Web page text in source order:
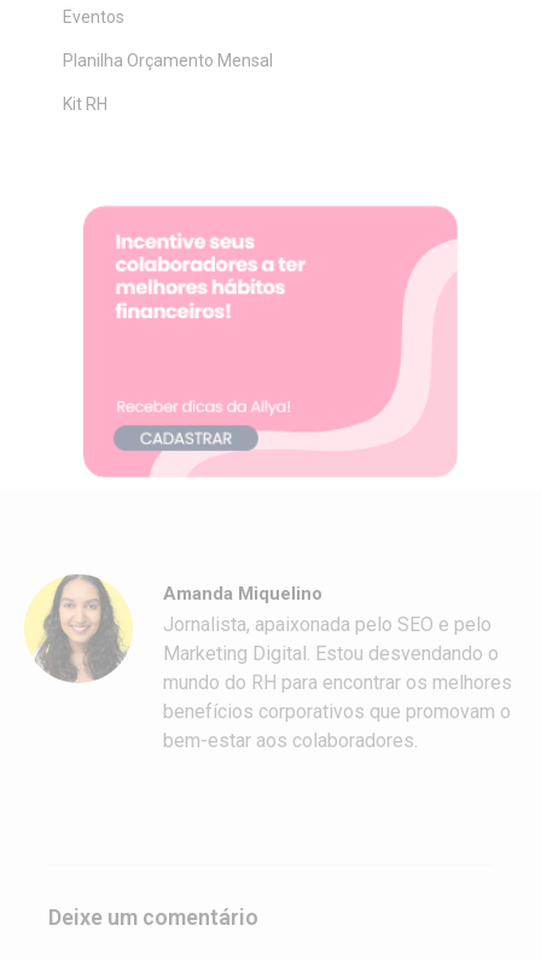
Eventos
Planilha Orçamento Mensal
Kit RH
Amanda Miquelino
Jornalista, apaixonada pelo SEO e pelo
Marketing Digital. Estou desvendando o
mundo do RH para encontrar os melhores
benefícios corporativos que promovam o
bem-estar aos colaboradores.
Deixe um comentário